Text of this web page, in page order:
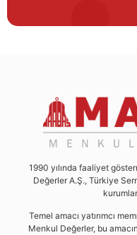
1990 yılında faaliyet
Değerler A.Ş., Türkiye
Temel amacı yatırımcı
Menkul Değerler, bu